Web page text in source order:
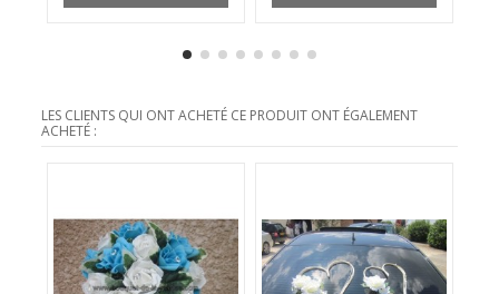
LES CLIENTS QUI ONT ACHETÉ CE PRODUIT ONT ÉGALEMENT
ACHETÉ :